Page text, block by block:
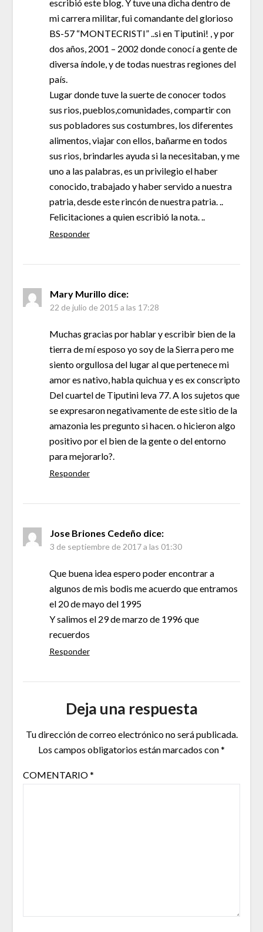
escribió este blog. Y tuve una dicha dentro de
mi carrera militar, fui comandante del glorioso
BS-57 “MONTECRISTI” ..si en Tiputini! , y por
dos años, 2001 – 2002 donde conocí a gente de
diversa índole, y de todas nuestras regiones del
país.
Lugar donde tuve la suerte de conocer todos
sus rios, pueblos,comunidades, compartir con
sus pobladores sus costumbres, los diferentes
alimentos, viajar con ellos, bañarme en todos
sus rios, brindarles ayuda si la necesitaban, y me
uno a las palabras, es un privilegio el haber
conocido, trabajado y haber servido a nuestra
patria, desde este rincón de nuestra patria. ..
Felicitaciones a quien escribió la nota. ..
Responder
Mary Murillo dice:
22 de julio de 2015 a las 17:28
Muchas gracias por hablar y escribir bien de la
tierra de mí esposo yo soy de la Sierra pero me
siento orgullosa del lugar al que pertenece mi
amor es nativo, habla quichua y es ex conscripto
Del cuartel de Tiputini leva 77. A los sujetos que
se expresaron negativamente de este sitio de la
amazonia les pregunto si hacen. o hicieron algo
positivo por el bien de la gente o del entorno
para mejorarlo?.
Responder
Jose Briones Cedeño dice:
3 de septiembre de 2017 a las 01:30
Que buena idea espero poder encontrar a
algunos de mis bodis me acuerdo que entramos
el 20 de mayo del 1995
Y salimos el 29 de marzo de 1996 que
recuerdos
Responder
Deja una respuesta
Tu dirección de correo electrónico no será publicada.
Los campos obligatorios están marcados con*
COMENTARIO*